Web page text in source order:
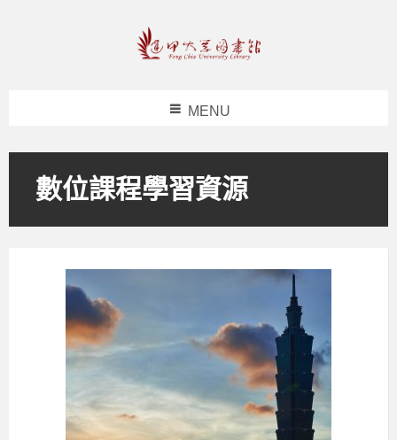
MENU
數位課程學習資源